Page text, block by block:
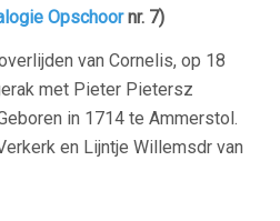
Opschoornr. 7)
van Cornelis, op 18
met Pieter Pietersz
in 1714 te Ammerstol.
en Lijntje Willemsdr van